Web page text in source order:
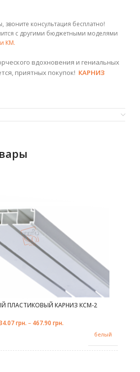
звоните консультация бесплатно!
с другими бюджетными моделями
КМ.
вдохновения и гениальных
приятных покупок! КАРНИЗ
ПЛАСТИКОВЫЙ КАРНИЗ КСМ-2
грн. – 467.90 грн.
белый